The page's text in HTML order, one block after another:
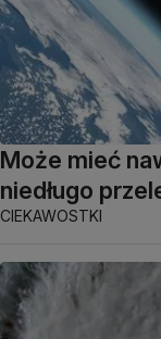
Może mieć
niedługo
CIEKAWOSTKI